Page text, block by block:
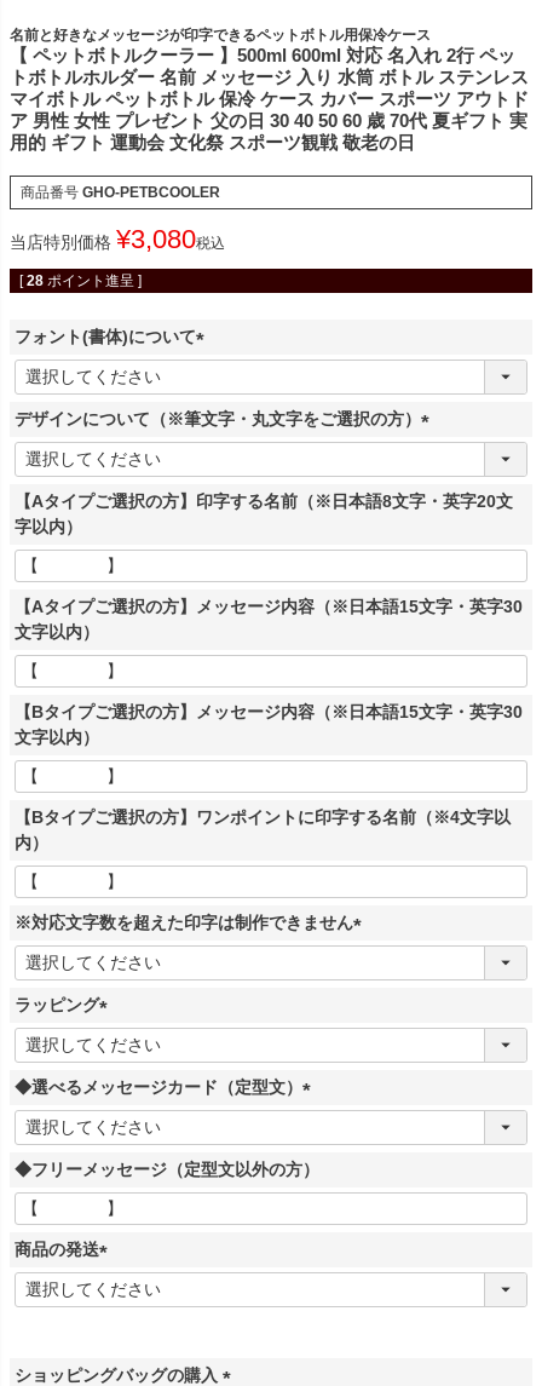
名前と好きなメッセージが印字できるペットボトル用保冷ケース
【 ペットボトルクーラー 】500ml 600ml 対応 名入れ 2行 ペッ
トボトルホルダー 名前 メッセージ 入り 水筒 ボトル ステンレス
マイボトル ペットボトル 保冷 ケース カバー スポーツ アウトド
ア 男性 女性 プレゼント 父の日 30 40 50 60 歳 70代 夏ギフト 実
用的 ギフト 運動会 文化祭 スポーツ観戦 敬老の日
商品番号 GHO-PETBCOOLER
当店特別価格 ¥3,080税込
[ 28 ポイント進呈 ]
フォント(書体)について
(
必
須
)
デザインについて（※筆文字・丸文字をご選択の方）
(
必
須
【Aタイプご選択の方】印字する名前（※日本語8文字・英字20文
字以内）
【Aタイプご選択の方】メッセージ内容（※日本語15文字・英字30
文字以内）
【Bタイプご選択の方】メッセージ内容（※日本語15文字・英字30
文字以内）
【Bタイプご選択の方】ワンポイントに印字する名前（※4文字以
内）
※対応文字数を超えた印字は制作できません
(
必
)
ラッピング
(
必
須
)
◆選べるメッセージカード（定型文）
(
必
須
)
◆フリーメッセージ（定型文以外の方）
商品の発送
(
必
ショッピングバッグの購入